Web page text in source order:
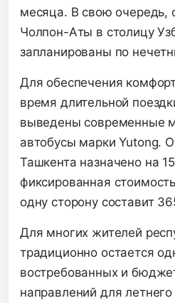
месяца. В свою очередь,
Чолпон-Аты в столицу
запланированы по
Для обеспечения
время длительной
выведены современные
автобусы марки Yutong.
Ташкента назначено на
фиксированная
одну сторону составит
Для многих жителей
традиционно остается
востребованных и
направлений для